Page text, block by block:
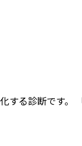
る診断です。